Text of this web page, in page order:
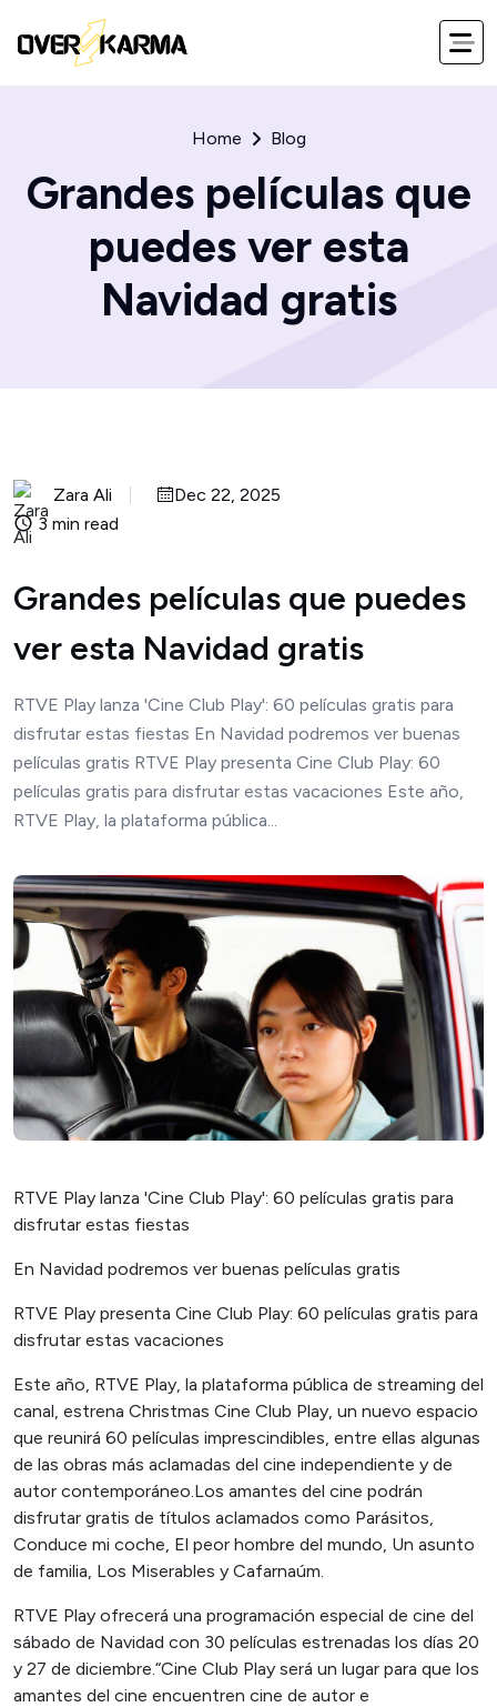
Home Blog
Grandes películas que
puedes ver esta
Navidad gratis
Zara Ali
Dec 22, 2025
3 min read
Grandes películas que puedes
ver esta Navidad gratis
RTVE Play lanza 'Cine Club Play': 60 películas gratis para
disfrutar estas fiestas En Navidad podremos ver buenas
películas gratis RTVE Play presenta Cine Club Play: 60
películas gratis para disfrutar estas vacaciones Este año,
RTVE Play, la plataforma pública...
RTVE Play lanza 'Cine Club Play': 60 películas gratis para
disfrutar estas fiestas
En Navidad podremos ver buenas películas gratis
RTVE Play presenta Cine Club Play: 60 películas gratis para
disfrutar estas vacaciones
Este año, RTVE Play, la plataforma pública de streaming del
canal, estrena Christmas Cine Club Play, un nuevo espacio
que reunirá 60 películas imprescindibles, entre ellas algunas
de las obras más aclamadas del cine independiente y de
autor contemporáneo.Los amantes del cine podrán
disfrutar gratis de títulos aclamados como Parásitos,
Conduce mi coche, El peor hombre del mundo, Un asunto
de familia, Los Miserables y Cafarnaúm.
RTVE Play ofrecerá una programación especial de cine del
sábado de Navidad con 30 películas estrenadas los días 20
y 27 de diciembre.“Cine Club Play será un lugar para que los
amantes del cine encuentren cine de autor e